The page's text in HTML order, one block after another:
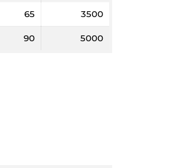
65 3500
90 5000